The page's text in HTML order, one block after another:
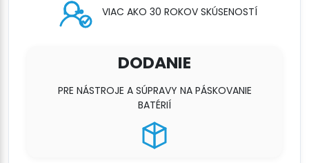
VIAC AKO 30 ROKOV SKÚSENOSTÍ
DODANIE
PRE NÁSTROJE A SÚPRAVY NA PÁSKOVANIE
BATÉRIÍ